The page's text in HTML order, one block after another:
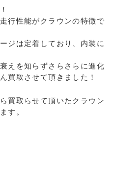
行性能がクラウンの特徴で
ジは定着しており、内装に
えを知らずさらさらに進化
買取させて頂きました！
買取らせて頂いたクラウン
す。